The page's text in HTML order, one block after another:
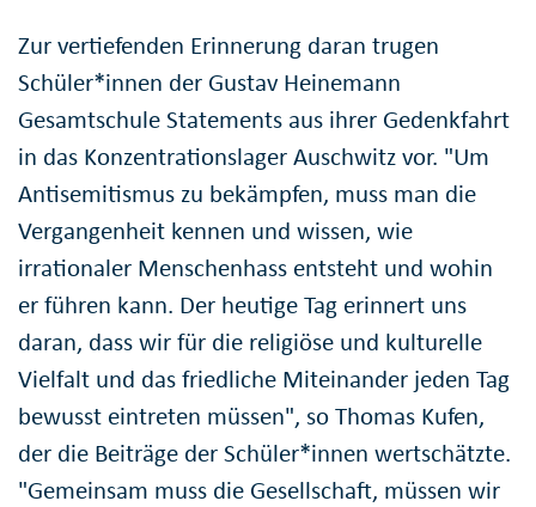
Zur vertiefenden Erinnerung daran trugen
Schüler*innen der Gustav Heinemann
Gesamtschule Statements aus ihrer Gedenkfahrt
in das Konzentrationslager Auschwitz vor. "Um
Antisemitismus zu bekämpfen, muss man die
Vergangenheit kennen und wissen, wie
irrationaler Menschenhass entsteht und wohin
er führen kann. Der heutige Tag erinnert uns
daran, dass wir für die religiöse und kulturelle
Vielfalt und das friedliche Miteinander jeden Tag
bewusst eintreten müssen", so Thomas Kufen,
der die Beiträge der Schüler*innen wertschätzte.
"Gemeinsam muss die Gesellschaft, müssen wir